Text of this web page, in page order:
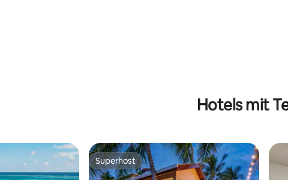
Hotels mit
Superhost
Superhost